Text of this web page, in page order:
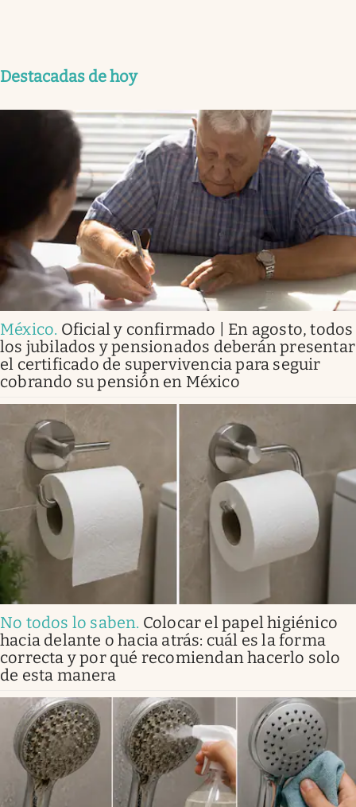
Destacadas de hoy
México. Oficial y confirmado | En agosto, todos
los jubilados y pensionados deberán presentar
el certificado de supervivencia para seguir
cobrando su pensión en México
No todos lo saben. Colocar el papel higiénico
hacia delante o hacia atrás: cuál es la forma
correcta y por qué recomiendan hacerlo solo
de esta manera